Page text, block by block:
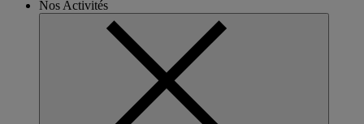
Nos Activités